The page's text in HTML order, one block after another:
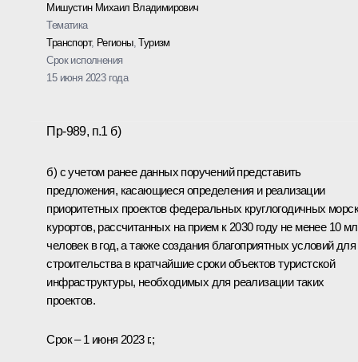
Мишустин Михаил Владимирович
Тематика
Транспорт, Регионы,Туризм
Срок исполнения
15 июня 2023 года
Пр-989, п.1 б)
б) с учетом ранее данных поручений представить
предложения, касающиеся определения и реализации
приоритетных проектов федеральных круглогодичных
курортов, рассчитанных на прием к 2030 году не менее 10
человек в год, а также создания благоприятных условий для
строительства в кратчайшие сроки объектов туристской
инфраструктуры, необходимых для реализации таких
проектов.
Срок – 1 июня 2023 г.;